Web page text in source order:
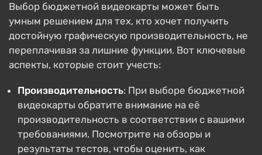
Выбор бюджетной видеокарты может быть
умным решением для тех, кто хочет получить
достойную графическую производительность, не
переплачивая за лишние функции. Вот ключевые
аспекты, которые стоит учесть:
Производительность: При выборе бюджетной
видеокарты обратите внимание на её
производительность в соответствии с вашими
требованиями. Посмотрите на обзоры и
результаты тестов, чтобы оценить, как